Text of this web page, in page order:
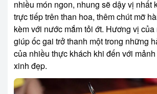
nhiều món ngon, nhung sẽ dậy vị nhất
trực tiếp trên than hoa, thêm chút mỡ
kèm với nước mắm tỏi ớt. Hương vị
giúp ốc gai trở thanh một trong những
của nhiều thực khách khi đến với
xinh đẹp.